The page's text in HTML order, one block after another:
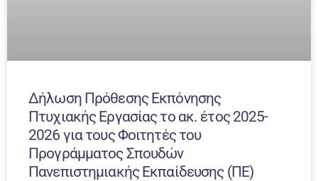
Δήλωση Πρόθεσης Εκπόνησης
Πτυχιακής Εργασίας το ακ. έτος 2025-
2026 για τους Φοιτητές του
Προγράμματος Σπουδών
Πανεπιστημιακής Εκπαίδευσης (ΠΕ)